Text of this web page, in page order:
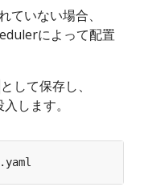
ていない場合、
によって配置
として保存し、
します。